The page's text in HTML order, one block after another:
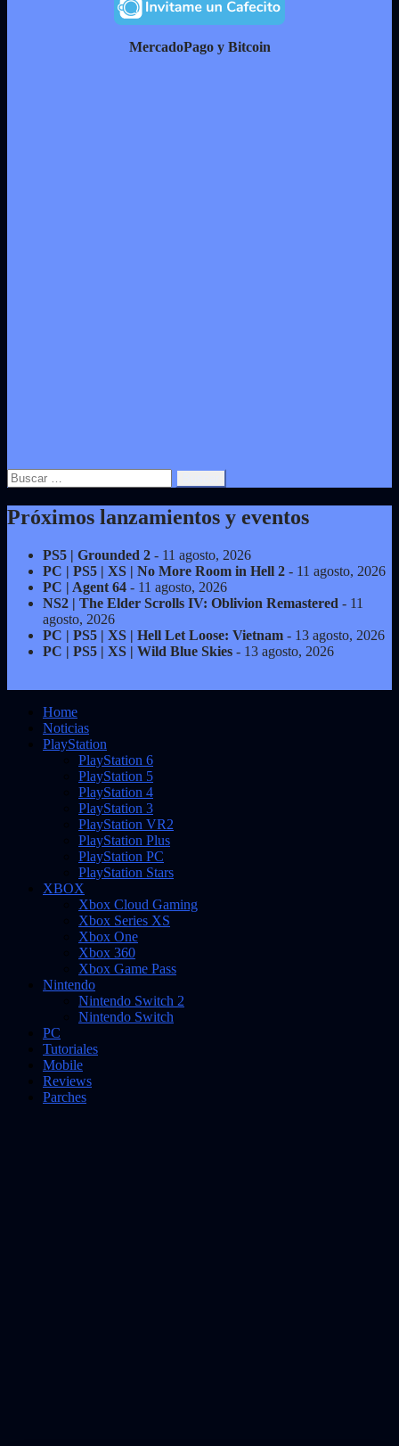
MercadoPago y Bitcoin
Buscar:
Próximos lanzamientos y eventos
PS5 | Grounded 2 - 11 agosto, 2026
PC | PS5 | XS | No More Room in Hell 2 - 11 agosto, 2026
PC | Agent 64 - 11 agosto, 2026
NS2 | The Elder Scrolls IV: Oblivion Remastered - 11
agosto, 2026
PC | PS5 | XS | Hell Let Loose: Vietnam - 13 agosto, 2026
PC | PS5 | XS | Wild Blue Skies - 13 agosto, 2026
Home
Noticias
PlayStation
PlayStation 6
PlayStation 5
PlayStation 4
PlayStation 3
PlayStation VR2
PlayStation Plus
PlayStation PC
PlayStation Stars
XBOX
Xbox Cloud Gaming
Xbox Series XS
Xbox One
Xbox 360
Xbox Game Pass
Nintendo
Nintendo Switch 2
Nintendo Switch
PC
Tutoriales
Mobile
Reviews
Parches